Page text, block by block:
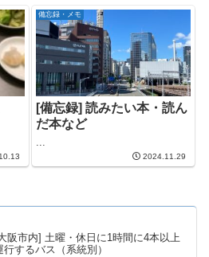
備忘録・メモ
[備忘録] 読みたい本・読ん
だ本など
2024.11.29
阪市内] 土曜・休日に1時間に4本以上
行するバス（系統別）